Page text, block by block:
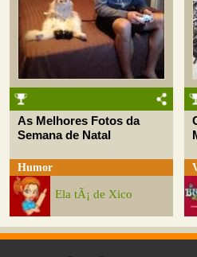
As Melhores Fotos da
Semana de Natal
Humor
Ela tÃ¡ de Xico